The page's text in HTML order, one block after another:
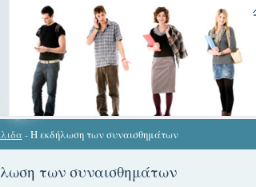
-H εκδήλωση των συναισθημάτων
των συναισθημάτων